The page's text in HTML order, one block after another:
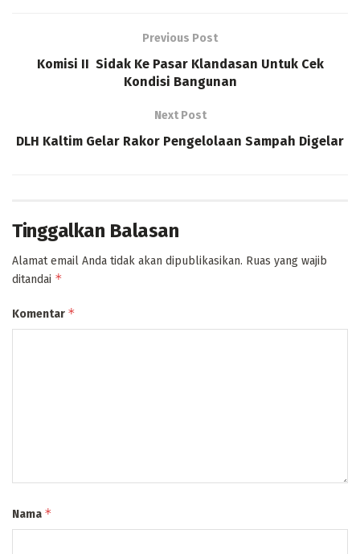
Previous Post
Komisi II Sidak Ke Pasar Klandasan Untuk Cek
Kondisi Bangunan
Next Post
DLH Kaltim Gelar Rakor Pengelolaan Sampah Digelar
Tinggalkan Balasan
Alamat email Anda tidak akan dipublikasikan. Ruas yang wajib
ditandai *
Komentar *
Nama *